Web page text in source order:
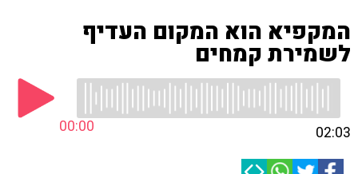
המקפיא הוא המקום העדיף
לשמירת קמחים
00:00 02:03